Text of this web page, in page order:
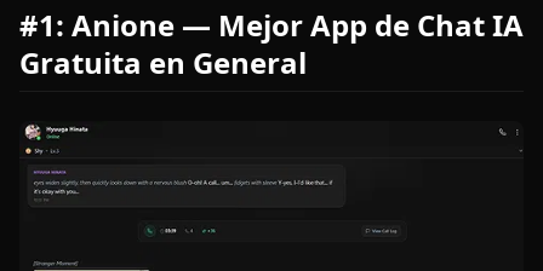
#1: Anione — Mejor App de Chat IA
Gratuita en General